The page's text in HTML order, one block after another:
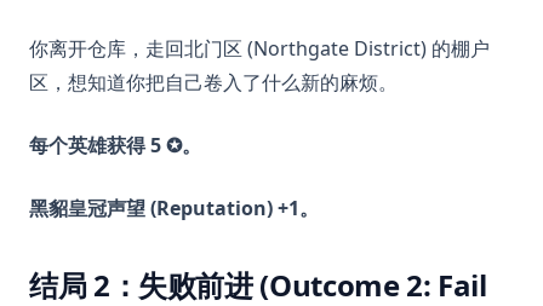
你离开仓库，走回北门区 (Northgate District) 的棚户
区，想知道你把自己卷入了什么新的麻烦。
每个英雄获得 5 ✪。
黑貂皇冠声望 (Reputation) +1。
结局 2：失败前进 (Outcome 2: Fail